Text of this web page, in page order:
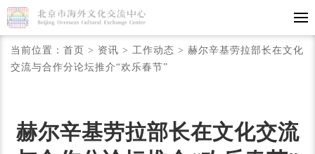
当前位置： 首页 > 资讯 > 工作动态 > 赫尔辛基劳拉部长在文化
交流与合作分论坛推介“欢乐春节”
赫尔辛基劳拉部长在文化交流